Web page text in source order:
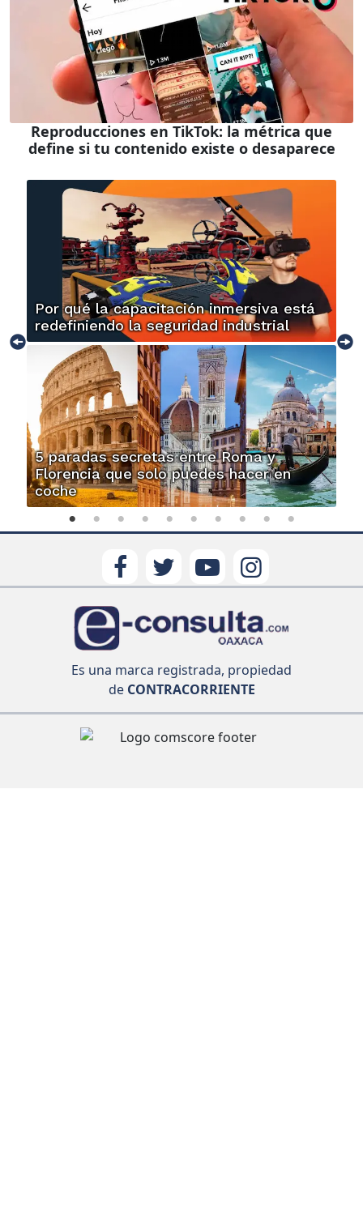
Reproducciones en TikTok: la métrica que
define si tu contenido existe o desaparece
Por qué la capacitación inmersiva está
redefiniendo la seguridad industrial
5 paradas secretas entre Roma y
Florencia que solo puedes hacer en
coche
Es una marca registrada, propiedad
deCONTRACORRIENTE